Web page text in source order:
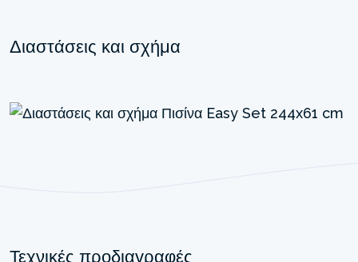
Διαστάσεις και σχήμα
Τεχνικές προδιαγραφές